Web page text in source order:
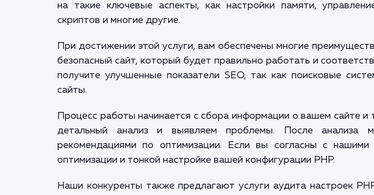
на такие ключевые аспекты, как настройки памяти,
скриптов и многие другие.
При достижении этой услуги, вам обеспечены многие
безопасный сайт, который будет правильно работать и
получите улучшенные показатели SEO, так как поисковые
сайты.
Процесс работы начинается с сбора информации о вашем сайте
детальный анализ и выявляем проблемы. После анализа
рекомендациями по оптимизации. Если вы согласны с
оптимизации и тонкой настройке вашей конфигурации PHP.
Наши конкуренты также предлагают услуги аудита настроек